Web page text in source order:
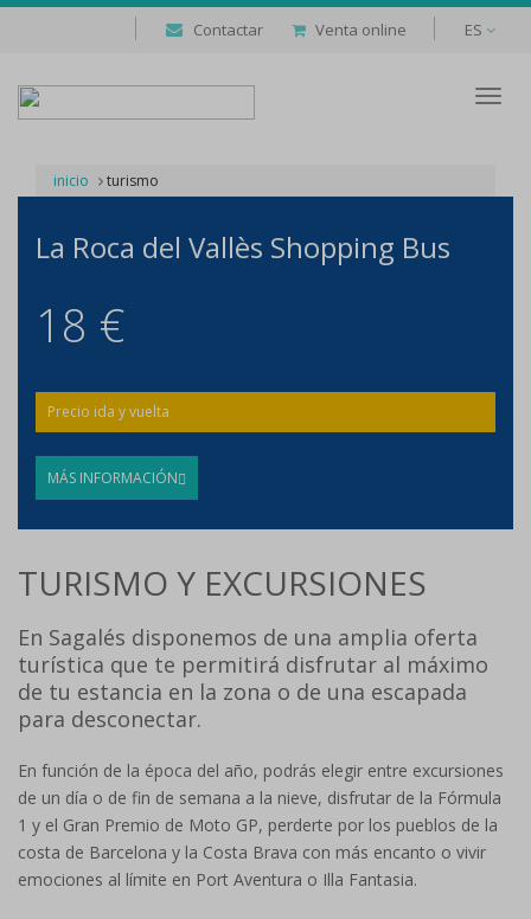
Contactar Venta online ES
inicio turismo
La Roca del Vallès Shopping Bus
18 €
Precio ida y vuelta
MÁS INFORMACIÓN
TURISMO Y EXCURSIONES
En Sagalés disponemos de una amplia oferta
turística que te permitirá disfrutar al máximo
de tu estancia en la zona o de una escapada
para desconectar.
En función de la época del año, podrás elegir entre excursiones
de un día o de fin de semana a la nieve, disfrutar de la Fórmula
1 y el Gran Premio de Moto GP, perderte por los pueblos de la
costa de Barcelona y la Costa Brava con más encanto o vivir
emociones al límite en Port Aventura o Illa Fantasia.